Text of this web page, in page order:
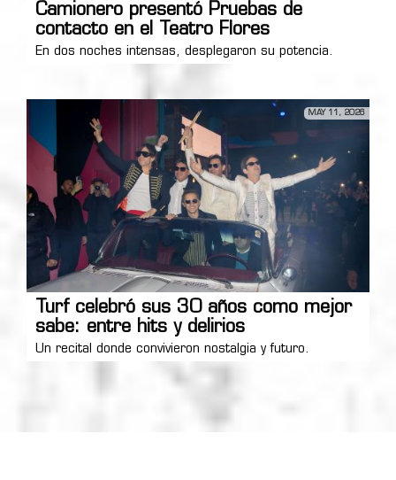
Camionero presentó Pruebas de
contacto en el Teatro Flores
En dos noches intensas, desplegaron su potencia.
MAY 11, 2026
Turf celebró sus 30 años como mejor
sabe: entre hits y delirios
Un recital donde convivieron nostalgia y futuro.